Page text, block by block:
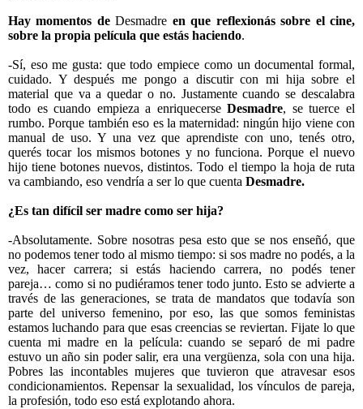
Hay momentos deDesmadre en que reflexionás sobre el cine,
sobre la propia película que estás haciendo.
-Sí, eso me gusta: que todo empiece como un documental formal,
cuidado. Y después me pongo a discutir con mi hija sobre el
material que va a quedar o no. Justamente cuando se descalabra
todo es cuando empieza a enriquecerseDesmadre, se tuerce el
rumbo. Porque también eso es la maternidad: ningún hijo viene con
manual de uso. Y una vez que aprendiste con uno, tenés otro,
querés tocar los mismos botones y no funciona. Porque el nuevo
hijo tiene botones nuevos, distintos. Todo el tiempo la hoja de ruta
va cambiando, eso vendría a ser lo que cuenta Desmadre.
¿Es tan difícil ser madre como ser hija?
-Absolutamente. Sobre nosotras pesa esto que se nos enseñó, que
no podemos tener todo al mismo tiempo: si sos madre no podés, a la
vez, hacer carrera; si estás haciendo carrera, no podés tener
pareja… como si no pudiéramos tener todo junto. Esto se advierte a
través de las generaciones, se trata de mandatos que todavía son
parte del universo femenino, por eso, las que somos feministas
estamos luchando para que esas creencias se reviertan. Fijate lo que
cuenta mi madre en la película: cuando se separó de mi padre
estuvo un año sin poder salir, era una vergüenza, sola con una hija.
Pobres las incontables mujeres que tuvieron que atravesar esos
condicionamientos. Repensar la sexualidad, los vínculos de pareja,
la profesión, todo eso está explotando ahora.